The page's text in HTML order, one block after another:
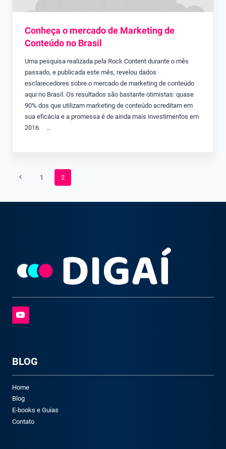
Conheça o mercado de Marketing de
Conteúdo no Brasil
Uma pesquisa realizada pela Rock Content durante o mês
passado, e publicada este mês, revelou dados
esclarecedores sobre o mercado de marketing de conteúdo
aqui no Brasil. Os resultados são bastante otimistas: quase
90% dos que utilizam marketing de conteúdo acreditam em
sua eficácia e a promessa é de ainda mais investimentos em
2016. …
Navegação
Página
Página
1 2
BLOG
Home
Blog
E-books e Guias
Contato